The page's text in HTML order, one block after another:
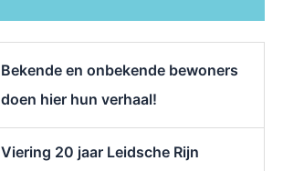
Bekende en onbekende bewoners
doen hier hun verhaal!
Viering 20 jaar Leidsche Rijn